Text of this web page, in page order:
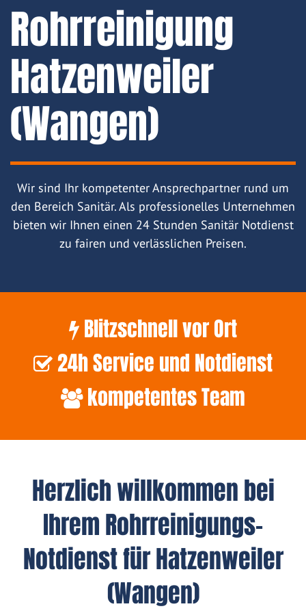
Rohrreinigung
Hatzenweiler
(Wangen)
Wir sind Ihr kompetenter Ansprechpartner rund um
den Bereich Sanitär. Als professionelles Unternehmen
bieten wir Ihnen einen 24 Stunden Sanitär Notdienst
zu fairen und verlässlichen Preisen.
Blitzschnell vor Ort
24h Service und Notdienst
kompetentes Team
Herzlich willkommen bei
Ihrem Rohrreinigungs-
Notdienst für Hatzenweiler
(Wangen)